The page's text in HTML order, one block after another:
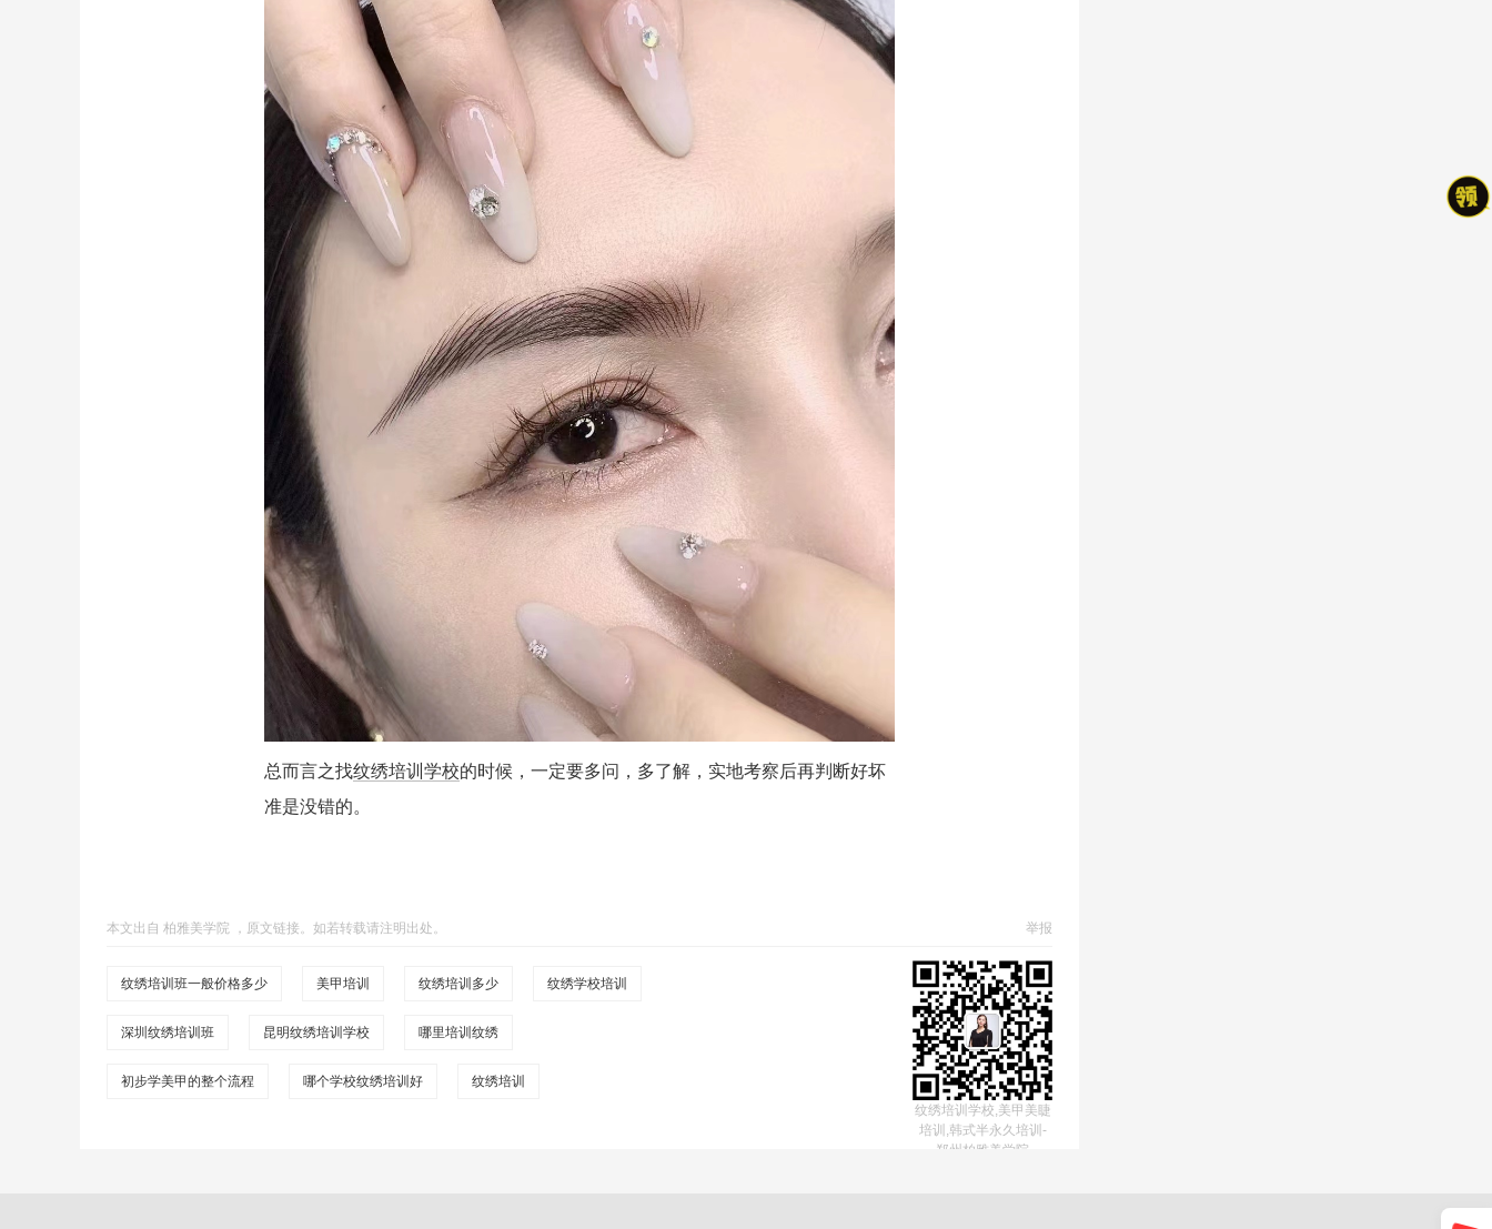
总而言之找纹绣培训学校的时候，一定要多问，多了解，实地考察后再判断好坏
准是没错的。
本文出自 柏雅美学院 ， 原文链接。如若转载请注明出处。 举报
纹绣培训班一般价格多少 美甲培训 纹绣培训多少 纹绣学校培训
深圳纹绣培训班 昆明纹绣培训学校 哪里培训纹绣
初步学美甲的整个流程 哪个学校纹绣培训好
纹绣培训
纹绣培训学校,美甲美睫
培训,韩式半永久培训-
郑州柏雅美学院